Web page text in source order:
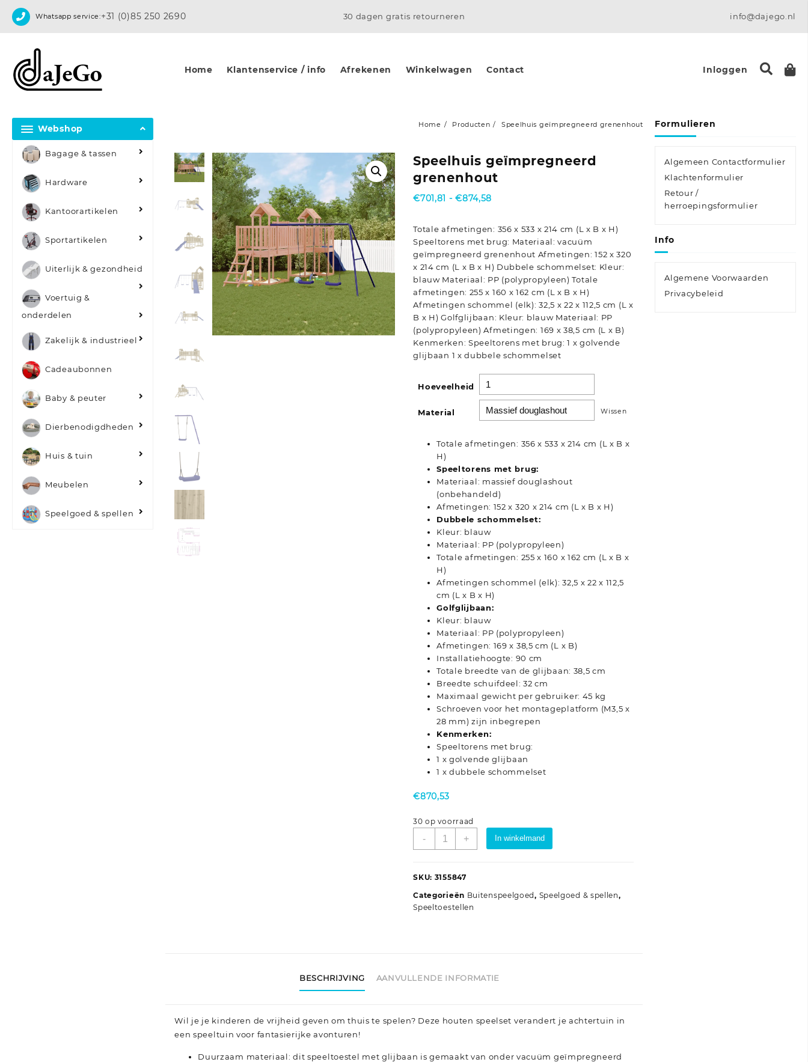
Whatsapp service:+31 (0)85 250 2690 30 dagen gratis retourneren info@dajego.nl
Home Klantenservice / info Afrekenen Winkelwagen Contact Inloggen
Webshop
Bagage & tassen
Hardware
Kantoorartikelen
Sportartikelen
Uiterlijk & gezondheid
Voertuig &
onderdelen
Zakelijk & industrieel
Cadeaubonnen
Baby & peuter
Dierbenodigdheden
Huis & tuin
Meubelen
Speelgoed & spellen
Home Producten Speelhuis geïmpregneerd grenenhout
Speelhuis geïmpregneerd
grenenhout
€701,81 - €874,58
€874,58
Totale afmetingen: 356 x 533 x 214 cm (L x B x H)
Speeltorens met brug: Materiaal: vacuüm
geïmpregneerd grenenhout Afmetingen: 152 x 320
x 214 cm (L x B x H) Dubbele schommelset: Kleur:
blauw Materiaal: PP (polypropyleen) Totale
afmetingen: 255 x 160 x 162 cm (L x B x H)
Afmetingen schommel (elk): 32,5 x 22 x 112,5 cm (L x
B x H) Golfglijbaan: Kleur: blauw Materiaal: PP
(polypropyleen) Afmetingen: 169 x 38,5 cm (L x B)
Kenmerken: Speeltorens met brug: 1 x golvende
glijbaan 1 x dubbele schommelset
Hoeveelheid
Material Wissen
Totale afmetingen: 356 x 533 x 214 cm (L x B x
H)
Speeltorens met brug:
Materiaal: massief douglashout
(onbehandeld)
Afmetingen: 152 x 320 x 214 cm (L x B x H)
Dubbele schommelset:
Kleur: blauw
Materiaal: PP (polypropyleen)
Totale afmetingen: 255 x 160 x 162 cm (L x B x
H)
Afmetingen schommel (elk): 32,5 x 22 x 112,5
cm (L x B x H)
Golfglijbaan:
Kleur: blauw
Materiaal: PP (polypropyleen)
Afmetingen: 169 x 38,5 cm (L x B)
Installatiehoogte: 90 cm
Totale breedte van de glijbaan: 38,5 cm
Breedte schuifdeel: 32 cm
Maximaal gewicht per gebruiker: 45 kg
Schroeven voor het montageplatform (M3,5 x
28 mm) zijn inbegrepen
Kenmerken:
Speeltorens met brug:
1 x golvende glijbaan
1 x dubbele schommelset
€870,53
30 op voorraad
-
Speelhuis
geïmpregneerd
+ In winkelmand
SKU: 3155847
Categorieën Buitenspeelgoed, Speelgoed & spellen,
Speeltoestellen
BESCHRIJVING AANVULLENDE INFORMATIE
Wil je je kinderen de vrijheid geven om thuis te spelen? Deze houten speelset verandert je achtertuin in
een speeltuin voor fantasierijke avonturen!
Duurzaam materiaal: dit speeltoestel met glijbaan is gemaakt van onder vacuüm geïmpregneerd
Formulieren
Algemeen Contactformulier
Klachtenformulier
Retour /
herroepingsformulier
Info
Algemene Voorwaarden
Privacybeleid